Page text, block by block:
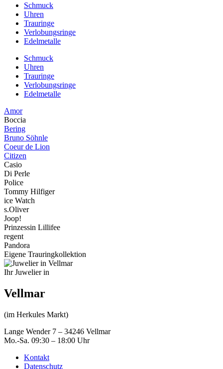
Schmuck
Uhren
Trauringe
Verlobungsringe
Edelmetalle
Schmuck
Uhren
Trauringe
Verlobungsringe
Edelmetalle
Amor
Boccia
Bering
Bruno Söhnle
Coeur de Lion
Citizen
Casio
Di Perle
Police
Tommy Hilfiger
ice Watch
s.Oliver
Joop!
Prinzessin Lillifee
regent
Pandora
Eigene Trauringkollektion
Ihr Juwelier in
Vellmar
(im Herkules Markt)
Lange Wender 7 – 34246 Vellmar
Mo.-Sa. 09:30 – 18:00 Uhr
Kontakt
Datenschutz